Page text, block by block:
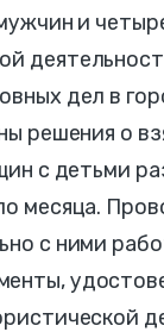
и
дел в
решения о
с детьми
месяца.
с ними